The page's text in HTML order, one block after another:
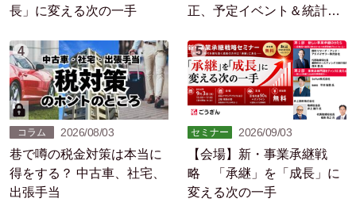
長」に変える次の一手
正、予定イベント＆統計情
4
コラム 2026/08/03
巷で噂の税金対策は本当に
得をする？ 中古車、社宅、
出張手当
5
セミナー 2026/09/03
【会場】新・事業承継戦
略 「承継」を「成長」に
変える次の一手